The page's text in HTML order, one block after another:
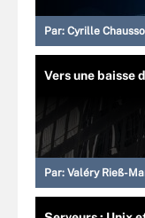
Par: Cyrille
Vers une baisse
Par: Valéry Rieß-